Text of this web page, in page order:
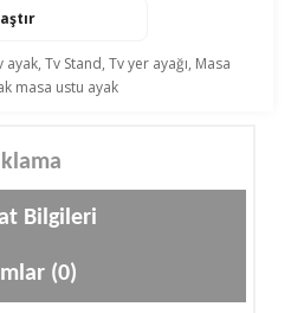
ayak, Tv Stand, Tv yer ayağı, Masa
masa ustu ayak
Bilgileri
(0)